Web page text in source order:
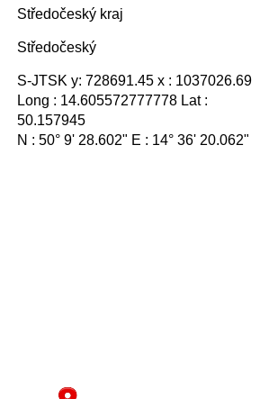
Středočeský kraj
Středočeský
S-JTSK y: 728691.45 x : 1037026.69
Long : 14.605572777778 Lat :
50.157945
N : 50° 9' 28.602" E : 14° 36' 20.062"